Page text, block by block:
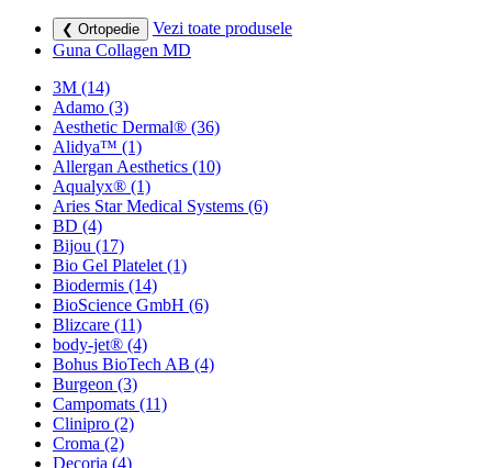
❮ Ortopedie
Vezi toate produsele
Guna Collagen MD
3M (14)
Adamo (3)
Aesthetic Dermal® (36)
Alidya™ (1)
Allergan Aesthetics (10)
Aqualyx® (1)
Aries Star Medical Systems (6)
BD (4)
Bijou (17)
Bio Gel Platelet (1)
Biodermis (14)
BioScience GmbH (6)
Blizcare (11)
body-jet® (4)
Bohus BioTech AB (4)
Burgeon (3)
Campomats (11)
Clinipro (2)
Croma (2)
Decoria (4)